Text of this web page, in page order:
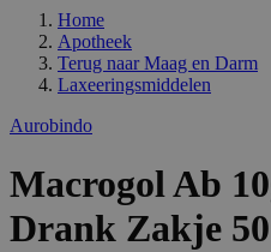
Home
Apotheek
Terug naar Maag en Darm
Laxeeringsmiddelen
Aurobindo
Macrogol Ab
Drank Zakje 50